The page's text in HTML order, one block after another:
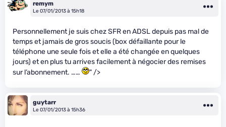
remym
Le 07/01/2013 à 15h18
Personnellement je suis chez SFR en ADSL depuis pas mal de
temps et jamais de gros soucis (box défaillante pour le
téléphone une seule fois et elle a été changée en quelques
jours) et en plus tu arrives facilement à négocier des remises
sur l’abonnement. ……
" />
guytarr
Le 07/01/2013 à 15h36